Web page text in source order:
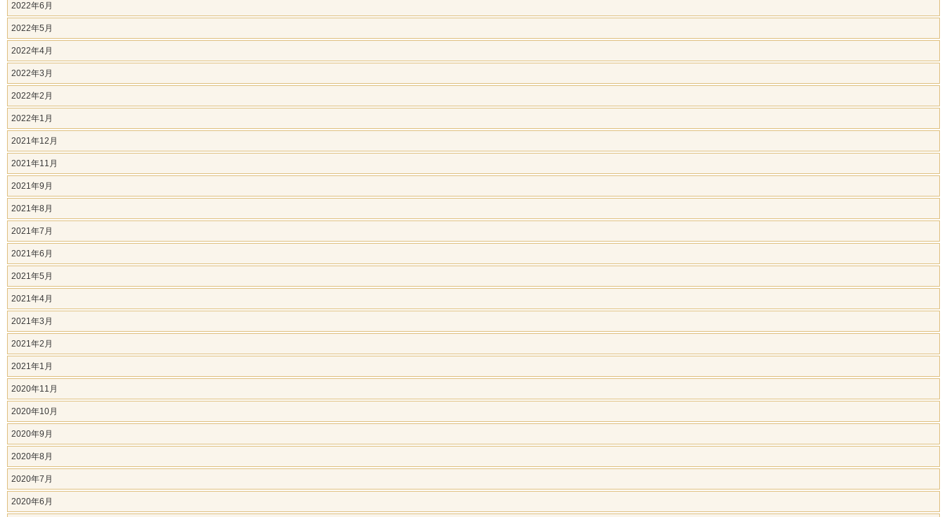
2022年6月
2022年5月
2022年4月
2022年3月
2022年2月
2022年1月
2021年12月
2021年11月
2021年9月
2021年8月
2021年7月
2021年6月
2021年5月
2021年4月
2021年3月
2021年2月
2021年1月
2020年11月
2020年10月
2020年9月
2020年8月
2020年7月
2020年6月